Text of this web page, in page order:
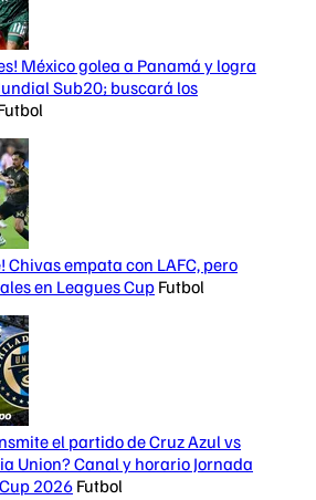
México golea a Panamá y logra
Sub20; buscará los
Chivas empata con LAFC, pero
en Leagues Cup Futbol
el partido de Cruz Azul vs
Union? Canal y horario Jornada
2026 Futbol